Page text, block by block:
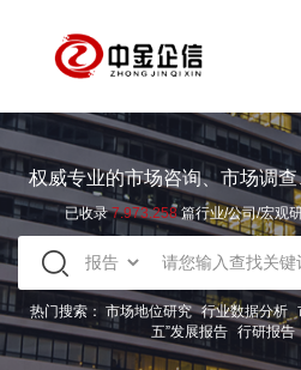
权威专业的市场咨询、市场调
已收录7.973.258篇行业/公司/宏观
热门搜索： 市场地位研究 行业数据分析
五”发展报告 行研报告